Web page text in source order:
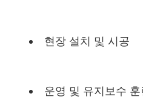
현장 설치 및 시공
운영 및 유지보수 훈